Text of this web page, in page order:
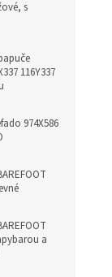
s
116Y337
974X586
a